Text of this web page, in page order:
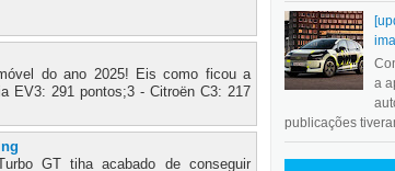
do ano 2025! Eis como ficou a
EV3: 291 pontos;3 - Citroën C3: 217
GT tiha acabado de conseguir
a
publicações